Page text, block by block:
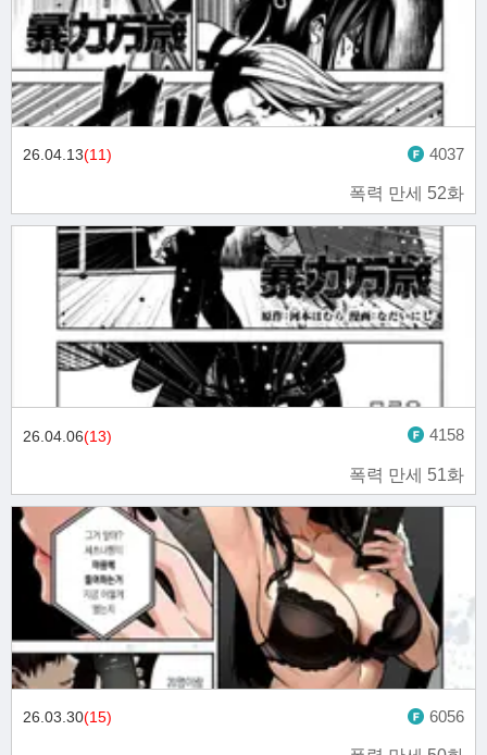
폭력 만세 52화
26.04.13(11) 4037
폭력 만세 51화
26.04.06(13) 4158
26.03.30(15) 6056